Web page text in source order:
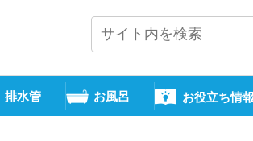
排水管 お風呂 お役立ち情報